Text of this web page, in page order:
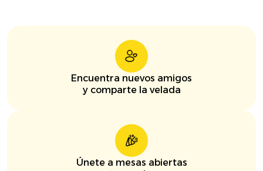
Encuentra nuevos amigos
y comparte la velada
Únete a mesas abiertas